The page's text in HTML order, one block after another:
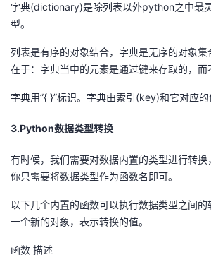
字典(dictionary)是除列表以外python之中最
型。
列表是有序的对象结合，字典是无序的对象集
在于：字典当中的元素是通过键来存取的，而
字典用”{ }”标识。字典由索引(key)和它对应的
3.Python数据类型转换
有时候，我们需要对数据内置的类型进行转换
你只需要将数据类型作为函数名即可。
以下几个内置的函数可以执行数据类型之间
一个新的对象，表示转换的值。
函数 描述